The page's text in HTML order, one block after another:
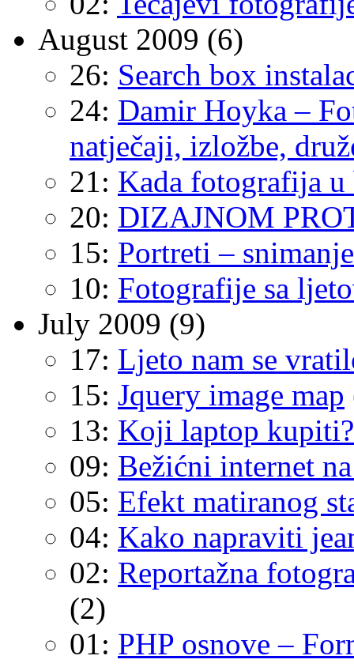
August 2009 (6)
26: Search box
24: Damir Hoyka –
natječaji, izložbe,
21: Kada fotografija
20: DIZAJNOM
15: Portreti –
10: Fotografije sa
July 2009 (9)
17: Ljeto nam se
15: Jquery image map
13: Koji laptop
09: Bežićni internet
05: Efekt matiranog
04: Kako napraviti
02: Reportažna
(2)
01: PHP osnove –